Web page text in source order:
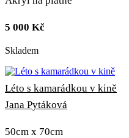
5 000 Kč
Skladem
Léto s kamarádkou v kině
Jana Pytáková
50cm x 70cm